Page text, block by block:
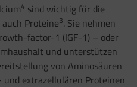
4 sind wichtig für die
Proteine3. Sie nehmen
factor-1 (IGF-1) – oder
und unterstützen
von Aminosäuren
extrazellulären Proteinen